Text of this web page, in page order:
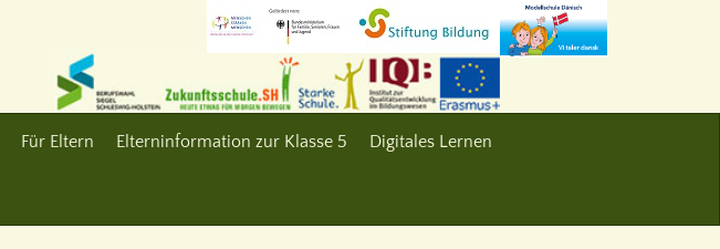
Für Eltern Elterninformation zur Klasse 5 Digitales Lernen